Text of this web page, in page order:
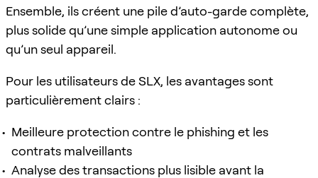
Ensemble, ils créent une pile d’auto-garde complète,
plus solide qu’une simple application autonome ou
qu’un seul appareil.
Pour les utilisateurs de SLX, les avantages sont
particulièrement clairs :
Meilleure protection contre le phishing et les
contrats malveillants
Analyse des transactions plus lisible avant la